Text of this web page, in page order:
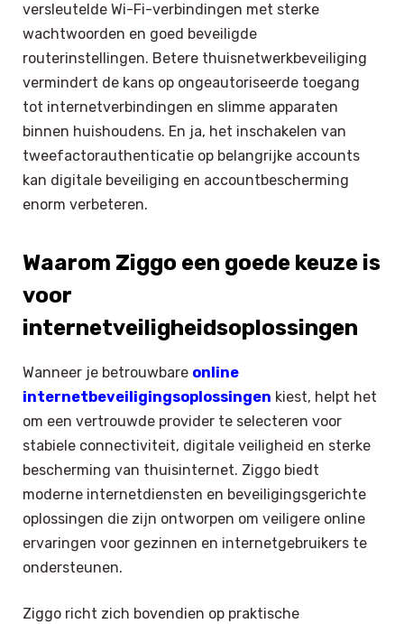
versleutelde Wi-Fi-verbindingen met sterke
wachtwoorden en goed beveiligde
routerinstellingen. Betere thuisnetwerkbeveiliging
vermindert de kans op ongeautoriseerde toegang
tot internetverbindingen en slimme apparaten
binnen huishoudens. En ja, het inschakelen van
tweefactorauthenticatie op belangrijke accounts
kan digitale beveiliging en accountbescherming
enorm verbeteren.
Waarom Ziggo een goede keuze is
voor
internetveiligheidsoplossingen
Wanneer je betrouwbare online
internetbeveiligingsoplossingen kiest, helpt het
om een vertrouwde provider te selecteren voor
stabiele connectiviteit, digitale veiligheid en sterke
bescherming van thuisinternet. Ziggo biedt
moderne internetdiensten en beveiligingsgerichte
oplossingen die zijn ontworpen om veiligere online
ervaringen voor gezinnen en internetgebruikers te
ondersteunen.
Ziggo richt zich bovendien op praktische